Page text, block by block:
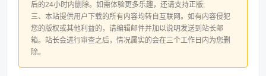
后的24小时内删除。如需体验更多乐趣，还请支持正版;
三、本站提供用户下载的所有内容均转自互联网。如有内容侵犯
您的版权或其他利益的，请编辑邮件并加以说明发送到站长邮
箱。站长会进行审查之后，情况属实的会在三个工作日内为您删
除。